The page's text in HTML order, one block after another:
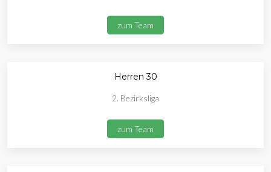
zum Team
Herren 30
2. Bezirksliga
zum Team